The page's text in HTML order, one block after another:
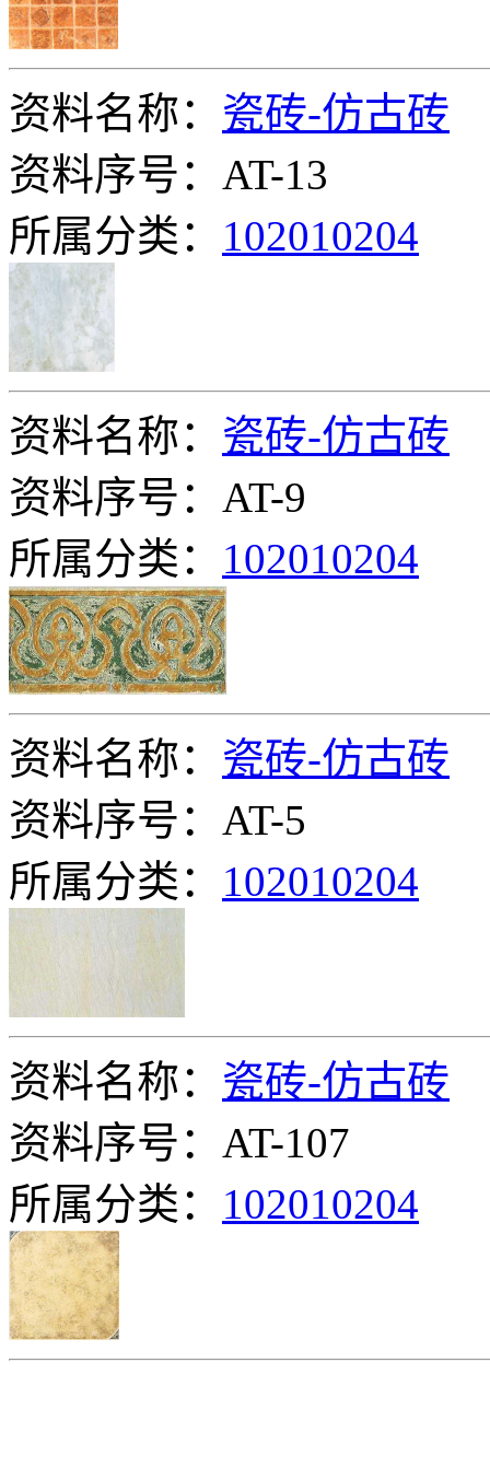
资料名称： 瓷砖-仿古砖
资料序号：AT-13
所属分类： 102010204
资料名称： 瓷砖-仿古砖
资料序号：AT-9
所属分类： 102010204
资料名称： 瓷砖-仿古砖
资料序号：AT-5
所属分类： 102010204
资料名称： 瓷砖-仿古砖
资料序号：AT-107
所属分类： 102010204